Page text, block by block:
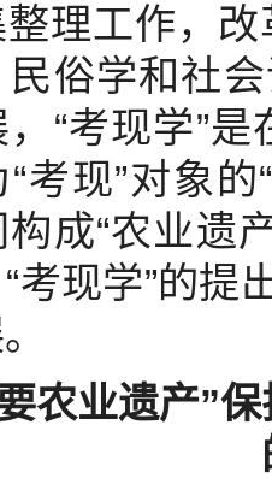
理工作，
俗学和社
“考现学”
考现”对象
成“农业遗
考现学”的提
农业遗产”